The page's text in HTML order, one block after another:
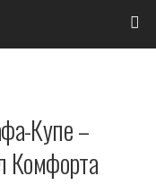
Купе –
Комфорта